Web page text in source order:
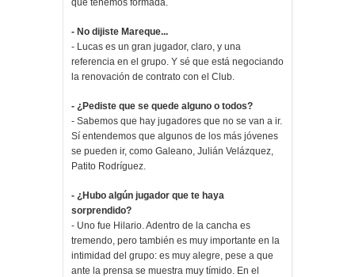
que tenemos formada.
- No dijiste Mareque...
- Lucas es un gran jugador, claro, y una
referencia en el grupo. Y sé que está negociando
la renovación de contrato con el Club.
- ¿Pediste que se quede alguno o todos?
- Sabemos que hay jugadores que no se van a ir.
Sí entendemos que algunos de los más jóvenes
se pueden ir, como Galeano, Julián Velázquez,
Patito Rodríguez.
- ¿Hubo algún jugador que te haya
sorprendido?
- Uno fue Hilario. Adentro de la cancha es
tremendo, pero también es muy importante en la
intimidad del grupo: es muy alegre, pese a que
ante la prensa se muestra muy tímido. En el